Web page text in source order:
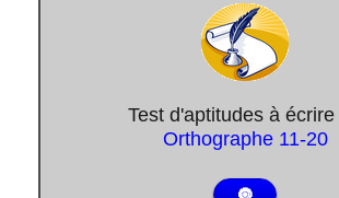
Test d'aptitudes à écrire
Orthographe11-20